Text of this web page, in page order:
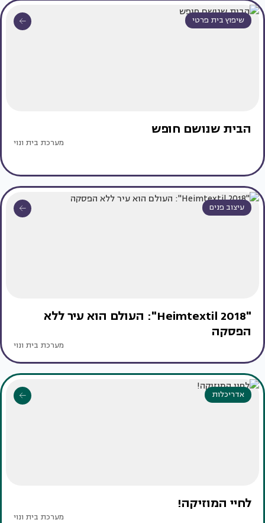
שיפוץ בית פרטי
הבית שנושם חופש
מערכת בית ונוי
עיצוב פנים
"Heimtextil 2018": העולם הוא עיר ללא
הפסקה
מערכת בית ונוי
אדריכלות
לחיי המוזיקה!
מערכת בית ונוי